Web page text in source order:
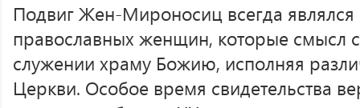
Подвиг Жен-Мироносиц всегда являлся
православных женщин, которые смысл
служении храму Божию, исполняя
Церкви. Особое время свидетельства